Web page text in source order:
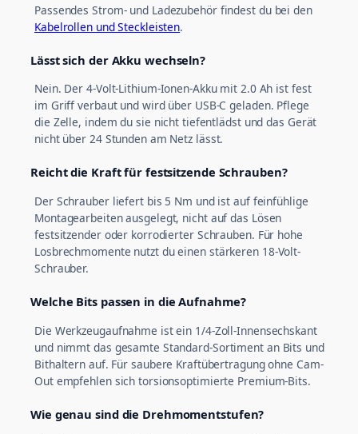
Passendes Strom- und Ladezubehör findest du bei den
Kabelrollen und Steckleisten.
Lässt sich der Akku wechseln?
Nein. Der 4-Volt-Lithium-Ionen-Akku mit 2.0 Ah ist fest
im Griff verbaut und wird über USB-C geladen. Pflege
die Zelle, indem du sie nicht tiefentlädst und das Gerät
nicht über 24 Stunden am Netz lässt.
Reicht die Kraft für festsitzende Schrauben?
Der Schrauber liefert bis 5 Nm und ist auf feinfühlige
Montagearbeiten ausgelegt, nicht auf das Lösen
festsitzender oder korrodierter Schrauben. Für hohe
Losbrechmomente nutzt du einen stärkeren 18-Volt-
Schrauber.
Welche Bits passen in die Aufnahme?
Die Werkzeugaufnahme ist ein 1/4-Zoll-Innensechskant
und nimmt das gesamte Standard-Sortiment an Bits und
Bithaltern auf. Für saubere Kraftübertragung ohne Cam-
Out empfehlen sich torsionsoptimierte Premium-Bits.
Wie genau sind die Drehmomentstufen?